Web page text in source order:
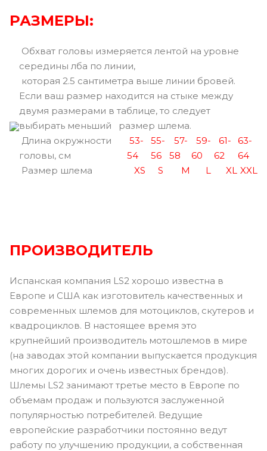
РАЗМЕРЫ:
Обхват головы измеряется лентой на уровне
середины лба по линии,
которая 2.5 сантиметра выше линии бровей.
Если ваш размер находится на стыке между
двумя размерами в таблице, то следует
выбирать меньший размер шлема.
Длина окружности
головы, см
53-
54
55-
56
57-
58
59-
60
61-
62
63-
64
Размер шлема
XS S M L XL XXL
ПРОИЗВОДИТЕЛЬ
Испанская компания LS2 хорошо известна в
Европе и США как изготовитель качественных и
современных шлемов для мотоциклов, скутеров и
квадроциклов. В настоящее время это
крупнейший производитель мотошлемов в мире
(на заводах этой компании выпускается продукция
многих дорогих и очень известных брендов).
Шлемы LS2 занимают третье место в Европе по
объемам продаж и пользуются заслуженной
популярностью потребителей. Ведущие
европейские разработчики постоянно ведут
работу по улучшению продукции, а собственная